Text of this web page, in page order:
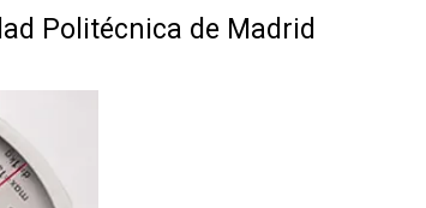
Politécnica de Madrid